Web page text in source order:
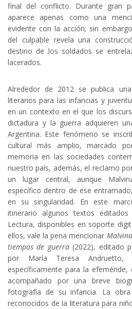
final del conflicto. Durante gran
aparece apenas como una
evidente con la acción; sin
del culpable revela una
destino de los soldados se
lacerados.
Alrededor de 2012 se publica
literarios para las infancias y
en un contexto en el que los
dictadura y la guerra adquieren
Argentina. Este fenómeno se
cultural más amplio, marcado
memoria en las sociedades
nuestro país, además, el reclamo
un lugar central, aunque
específico dentro de ese
en su singularidad. En este
itinerario algunos textos
Lectura, disponibles en soporte
ellos, vale la pena mencionar
tiempos de guerra(2022), editado
por María Teresa Andruetto,
específicamente para la
acompañado por una breve
fotografía de su infancia. La
reconocidos de la literatura para